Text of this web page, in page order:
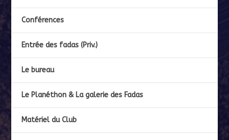
Conférences
Entrée des fadas (Priv.)
Le bureau
Le Planéthon & La galerie des Fadas
Matériel du Club